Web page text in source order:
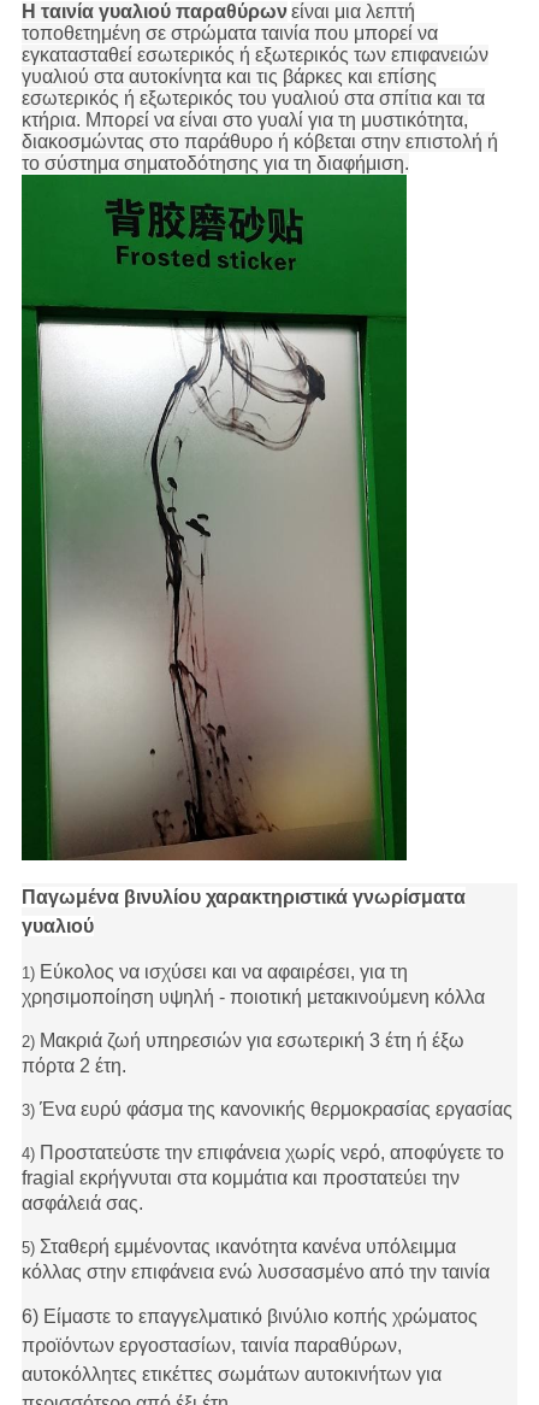
Η ταινία γυαλιού παραθύρωνείναι μια λεπτή
τοποθετημένη σε στρώματα ταινία που μπορεί να
εγκατασταθεί εσωτερικός ή εξωτερικός των επιφανειών
γυαλιού στα αυτοκίνητα και τις βάρκες και επίσης
εσωτερικός ή εξωτερικός του γυαλιού στα σπίτια και τα
κτήρια. Μπορεί να είναι στο γυαλί για τη μυστικότητα,
διακοσμώντας στο παράθυρο ή κόβεται στην επιστολή ή
το σύστημα σηματοδότησης για τη διαφήμιση.
Παγωμένα βινυλίου χαρακτηριστικά γνωρίσματα
γυαλιού
1) Εύκολος να ισχύσει και να αφαιρέσει, για τη
χρησιμοποίηση υψηλή - ποιοτική μετακινούμενη κόλλα
2) Μακριά ζωή υπηρεσιών για εσωτερική 3 έτη ή έξω
πόρτα 2 έτη.
3) Ένα ευρύ φάσμα της κανονικής θερμοκρασίας εργασίας
4) Προστατεύστε την επιφάνεια χωρίς νερό, αποφύγετε το
fragial εκρήγνυται στα κομμάτια και προστατεύει την
ασφάλειά σας.
5) Σταθερή εμμένοντας ικανότητα κανένα υπόλειμμα
κόλλας στην επιφάνεια ενώ λυσσασμένο από την ταινία
6) Είμαστε το επαγγελματικό βινύλιο κοπής χρώματος
προϊόντων εργοστασίων, ταινία παραθύρων,
αυτοκόλλητες ετικέττες σωμάτων αυτοκινήτων για